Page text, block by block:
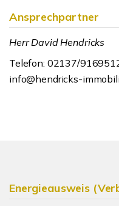
Ansprechpartner
Herr David Hendricks
Telefon: 02137/
info@hendricks-
Energieausweis